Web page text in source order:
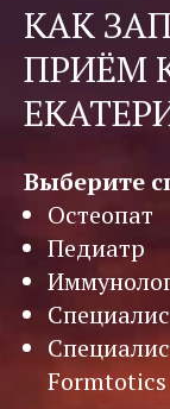
КАК
ПРИЁМ
Выберите
Остеопат
Педиатр
Formtotics